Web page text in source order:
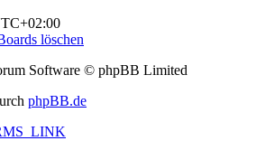
löschen
Software © phpBB Limited
phpBB.de